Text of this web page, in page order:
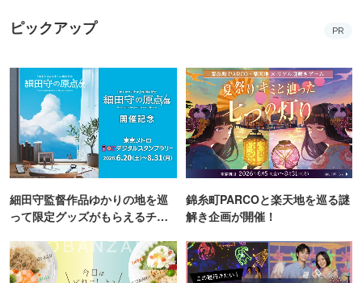
ピックアップ PR
細田守監督作品ゆかりの地を巡
って限定グッズがもらえるチャ
錦糸町PARCOと楽天地を巡る謎
解き企画が開催！